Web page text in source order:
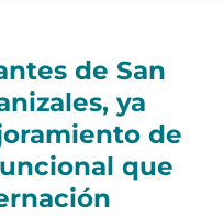
de San
ya
de
que